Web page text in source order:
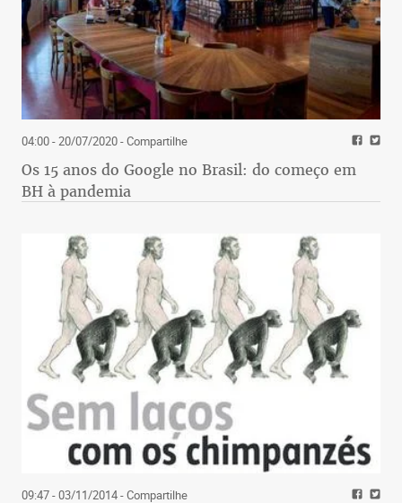
04:00 - 20/07/2020- Compartilhe
Os 15 anos do Google no Brasil: do começo em
BH à pandemia
09:47 - 03/11/2014- Compartilhe